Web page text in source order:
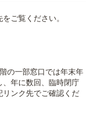
ご覧ください。
の一部窓口では年末年
年に数回、臨時閉庁
リンク先でご確認くだ